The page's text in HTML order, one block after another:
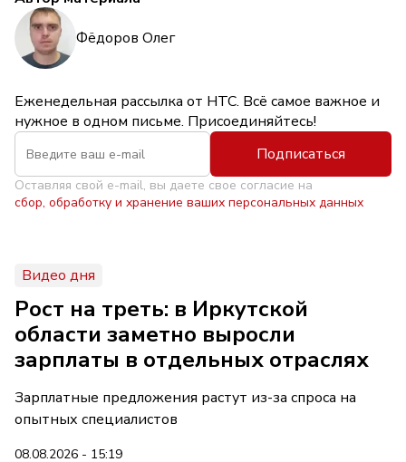
Фёдоров Олег
Еженедельная рассылка от НТС. Всё самое важное и
нужное в одном письме. Присоединяйтесь!
Подписаться
Оставляя свой e-mail, вы даете свое согласие на
сбор, обработку и хранение ваших персональных данных
Видео дня
Рост на треть: в Иркутской
области заметно выросли
зарплаты в отдельных отраслях
Зарплатные предложения растут из-за спроса на
опытных специалистов
08.08.2026 - 15:19